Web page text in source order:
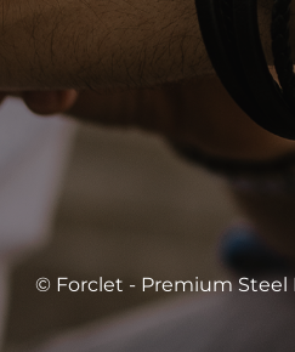
© Forclet - Premium Steel